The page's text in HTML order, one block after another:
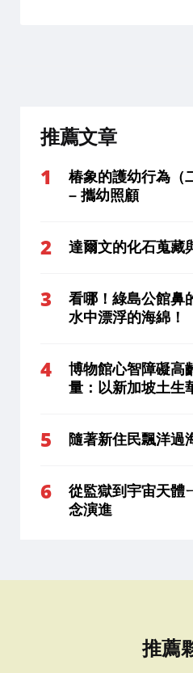
推薦文章
椿象的護幼行為（
– 攜幼照顧
達爾文的化石蒐藏
看哪！綠島公館鼻
水中漂浮的海綿！
博物館心智障礙高
量：以新加坡土生
隨著新住民飄洋過
從監獄到宇宙天體
念演進
推薦